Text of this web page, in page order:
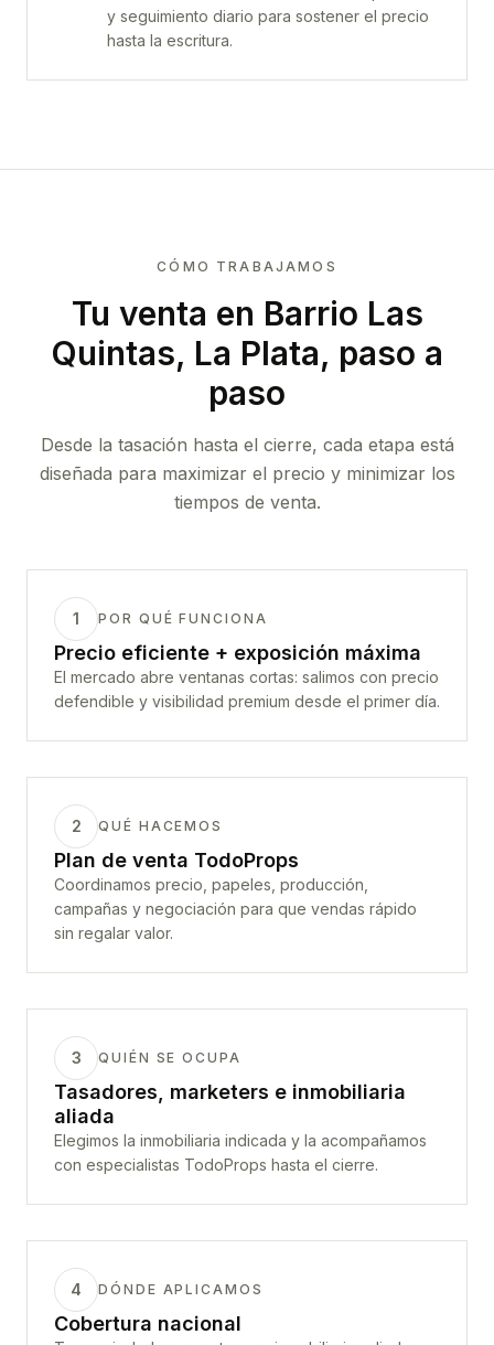
y seguimiento diario para sostener el precio
hasta la escritura.
CÓMO TRABAJAMOS
Tu venta en Barrio Las
Quintas, La Plata, paso a
paso
Desde la tasación hasta el cierre, cada etapa está
diseñada para maximizar el precio y minimizar los
tiempos de venta.
1 POR QUÉ FUNCIONA
Precio eficiente + exposición máxima
El mercado abre ventanas cortas: salimos con precio
defendible y visibilidad premium desde el primer día.
2 QUÉ HACEMOS
Plan de venta TodoProps
Coordinamos precio, papeles, producción,
campañas y negociación para que vendas rápido
sin regalar valor.
3 QUIÉN SE OCUPA
Tasadores, marketers e inmobiliaria
aliada
Elegimos la inmobiliaria indicada y la acompañamos
con especialistas TodoProps hasta el cierre.
4 DÓNDE APLICAMOS
Cobertura nacional